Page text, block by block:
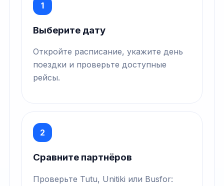
1
Выберите дату
Откройте расписание, укажите день
поездки и проверьте доступные
рейсы.
2
Сравните партнёров
Проверьте Tutu, Unitiki или Busfor: